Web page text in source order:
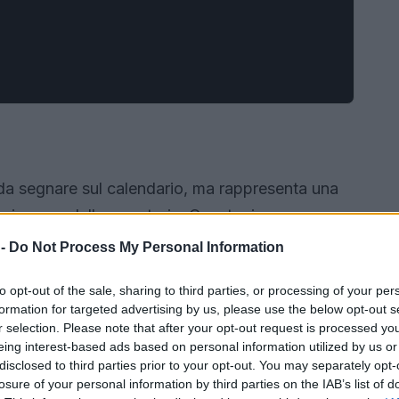
Do Not Process My Personal Information
opt-out of the sale, sharing to third parties, or processing of your
for targeted advertising by us, please use the below opt-out
selection. Please note that after your opt-out request is processed
interest-based ads based on personal information utilized by us
to third parties prior to your opt-out. You may separately
of your personal information by third parties on the IAB’s list of
segnare sul calendario, ma rappresenta una
e della sua storia. Questa ricorrenza
l’esercito messicano, sotto la guida del
francesi di Napoleone III, nonostante le
Questo evento, sebbene non decisivo per la
e determinazione per il popolo messicano. La
è oggi celebrata con grande fervore,
rievocazioni storiche e sfilate.